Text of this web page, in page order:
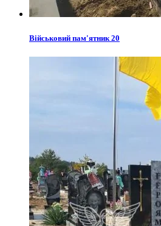
Військовий пам'ятник 20